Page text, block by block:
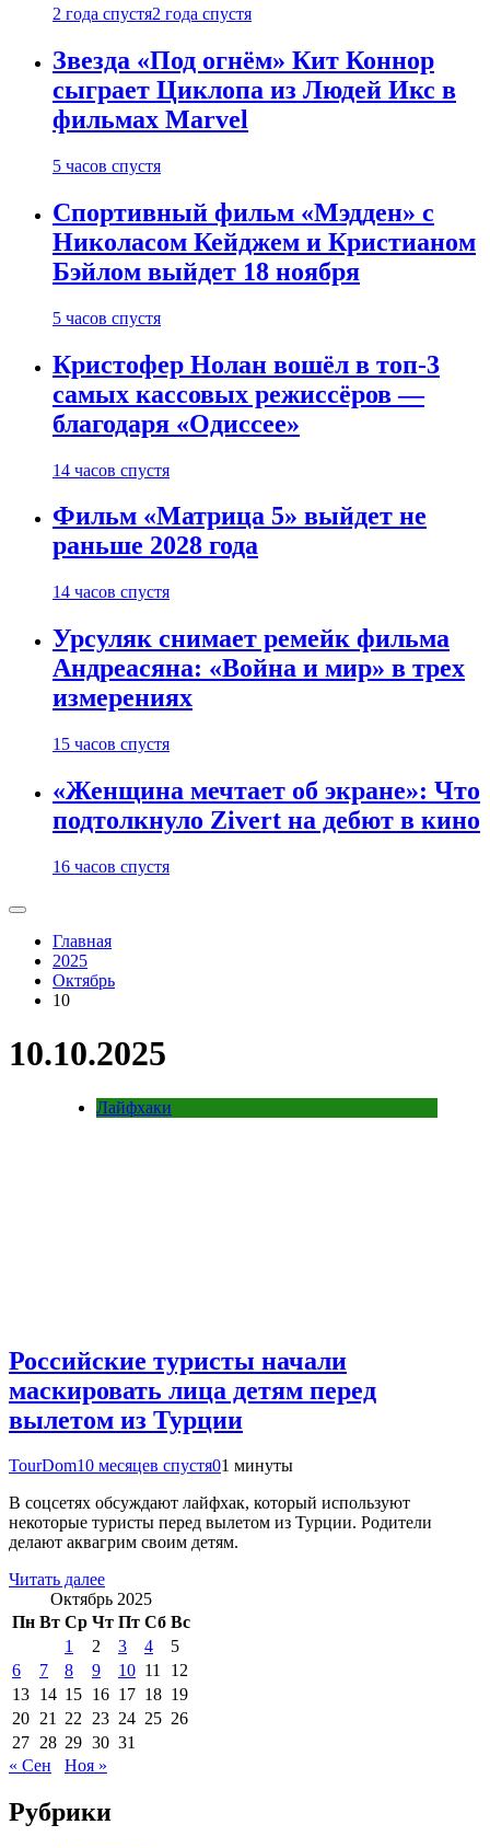
2 года спустя2 года спустя
Звезда «Под огнём» Кит Коннор
сыграет Циклопа из Людей Икс в
фильмах Marvel
5 часов спустя
Спортивный фильм «Мэдден» с
Николасом Кейджем и Кристианом
Бэйлом выйдет 18 ноября
5 часов спустя
Кристофер Нолан вошёл в топ-3
самых кассовых режиссёров —
благодаря «Одиссее»
14 часов спустя
Фильм «Матрица 5» выйдет не
раньше 2028 года
14 часов спустя
Урсуляк снимает ремейк фильма
Андреасяна: «Война и мир» в трех
измерениях
15 часов спустя
«Женщина мечтает об экране»: Что
подтолкнуло Zivert на дебют в кино
16 часов спустя
Главная
2025
Октябрь
10
10.10.2025
Лайфхаки
Российские туристы начали
маскировать лица детям перед
вылетом из Турции
TourDom10 месяцев спустя01 минуты
В соцсетях обсуждают лайфхак, который используют
некоторые туристы перед вылетом из Турции. Родители
делают аквагрим своим детям.
Читать далее
Октябрь 2025
Пн Вт Ср Чт Пт Сб Вс
1
2 3 4
5
6
7 8 9 10 11
12
13 14 15 16 17 18 19
20 21 22 23 24 25 26
27 28 29 30 31
« Сен
Ноя »
Рубрики